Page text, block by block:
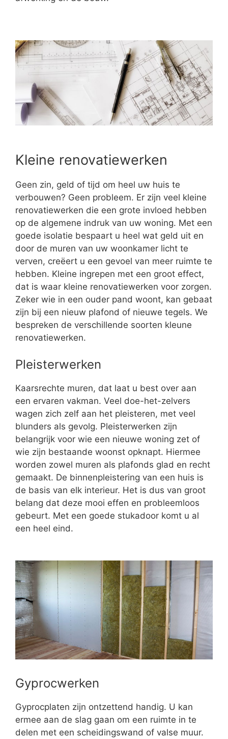
Kleine renovatiewerken
Geen zin, geld of tijd om heel uw huis te
verbouwen? Geen probleem. Er zijn veel kleine
renovatiewerken die een grote invloed hebben
op de algemene indruk van uw woning. Met een
goede isolatie bespaart u heel wat geld uit en
door de muren van uw woonkamer licht te
verven, creëert u een gevoel van meer ruimte te
hebben. Kleine ingrepen met een groot effect,
dat is waar kleine renovatiewerken voor zorgen.
Zeker wie in een ouder pand woont, kan gebaat
zijn bij een nieuw plafond of nieuwe tegels. We
bespreken de verschillende soorten kleune
renovatiewerken.
Pleisterwerken
Kaarsrechte muren, dat laat u best over aan
een ervaren vakman. Veel doe-het-zelvers
wagen zich zelf aan het pleisteren, met veel
blunders als gevolg. Pleisterwerken zijn
belangrijk voor wie een nieuwe woning zet of
wie zijn bestaande woonst opknapt. Hiermee
worden zowel muren als plafonds glad en recht
gemaakt. De binnenpleistering van een huis is
de basis van elk interieur. Het is dus van groot
belang dat deze mooi effen en probleemloos
gebeurt. Met een goede stukadoor komt u al
een heel eind.
Gyprocwerken
Gyprocplaten zijn ontzettend handig. U kan
ermee aan de slag gaan om een ruimte in te
delen met een scheidingswand of valse muur.